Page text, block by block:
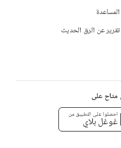
المساعدة
تقرير عن الرق الحديث
متاح على
احصلوا على التطبيق من
غوغل بلاي